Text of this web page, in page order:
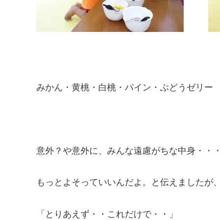
みかん・黄桃・白桃・パイン・ぶどうゼリー
意外？や意外に、みんな遠慮がちな中身・・
もっとよそっていいんだよ。と伝えましたが
「とりあえず・・これだけで・・」